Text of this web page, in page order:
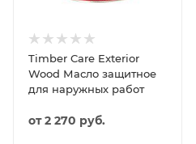
Timber Care Exterior
Wood Масло защитное
для наружных работ
от2 270 руб.